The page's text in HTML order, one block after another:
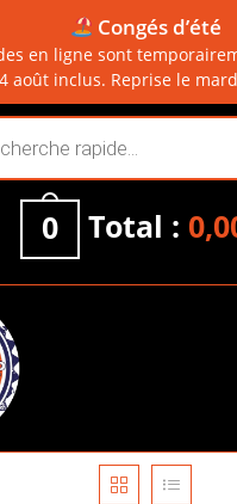
Congés d’été
en ligne sont
août inclus. Reprise le
0 Total :